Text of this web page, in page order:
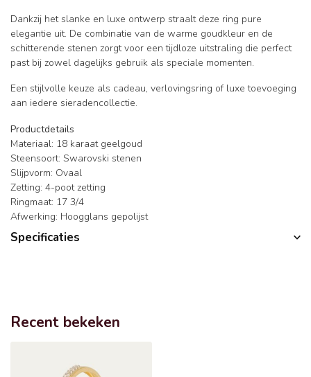
Dankzij het slanke en luxe ontwerp straalt deze ring pure
elegantie uit. De combinatie van de warme goudkleur en de
schitterende stenen zorgt voor een tijdloze uitstraling die perfect
past bij zowel dagelijks gebruik als speciale momenten.
Een stijlvolle keuze als cadeau, verlovingsring of luxe toevoeging
aan iedere sieradencollectie.
Productdetails
Materiaal: 18 karaat geelgoud
Steensoort: Swarovski stenen
Slijpvorm: Ovaal
Zetting: 4-poot zetting
Ringmaat: 17 3/4
Afwerking: Hoogglans gepolijst
Specificaties
Recent bekeken